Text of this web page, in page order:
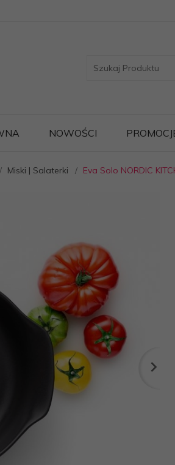
NOWOŚCI
Miski | Salaterki Eva Solo NORDIC